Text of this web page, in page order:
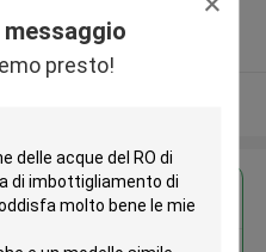
presto!
prezzo per